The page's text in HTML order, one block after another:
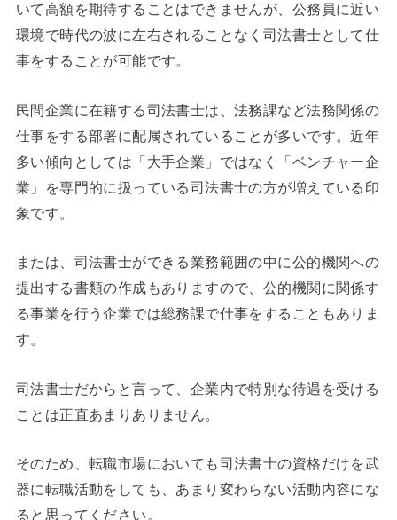
いて高額を期待することはできませんが、公務員に近い
環境で時代の波に左右されることなく司法書士として仕
事をすることが可能です。
民間企業に在籍する司法書士は、法務課など法務関係の
仕事をする部署に配属されていることが多いです。近年
多い傾向としては「大手企業」ではなく「ベンチャー企
業」を専門的に扱っている司法書士の方が増えている印
象です。
または、司法書士ができる業務範囲の中に公的機関への
提出する書類の作成もありますので、公的機関に関係す
る事業を行う企業では総務課で仕事をすることもありま
す。
司法書士だからと言って、企業内で特別な待遇を受ける
ことは正直あまりありません。
そのため、転職市場においても司法書士の資格だけを武
器に転職活動をしても、あまり変わらない活動内容にな
ると思ってください。